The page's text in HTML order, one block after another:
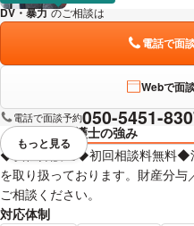
DV・暴力 のご相談は
電話で面
Webで面
電話で面談予約050-5451-
弁護士の強み
◆女性弁護士◆初回相談料無料◆
を取り扱っております。財産分
ご相談ください。
対応体制
視覚的に省略されている要素を
もっと見る